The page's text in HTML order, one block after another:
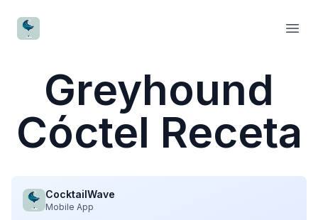
CocktailWave
Greyhound
Cóctel Receta
CocktailWave
Mobile App